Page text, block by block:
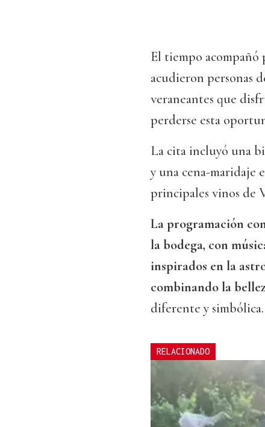
El tiempo acompañó
acudieron personas
veraneantes que
perderse esta
La cita incluyó una
y una cena-maridaje
principales vinos de
La programación
la bodega, con
inspirados en la
combinando la
diferente y simbólica.
RELACIONADO